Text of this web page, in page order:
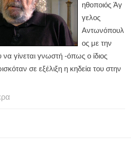
ηθοποιός Άγ
γελος
Αντωνόπουλ
ος με την
να γίνεται γνωστή -όπως ο ίδιος
σε εξέλιξη η κηδεία του στην